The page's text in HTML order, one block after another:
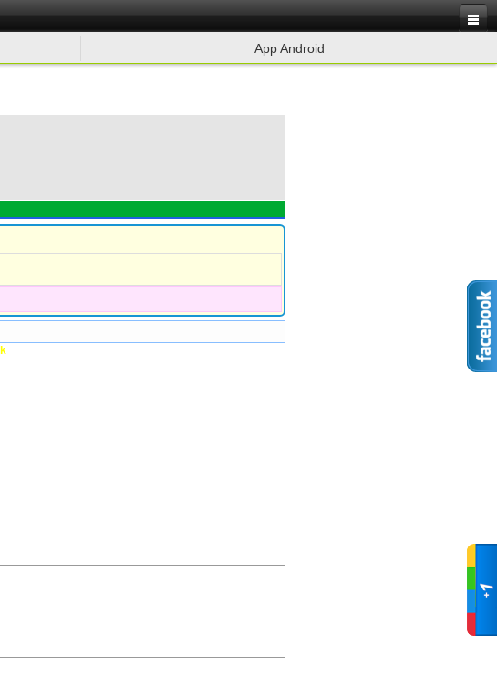
App Android